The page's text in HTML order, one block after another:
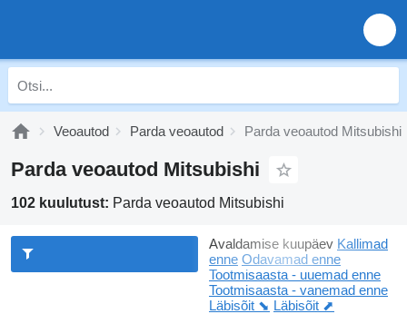
Veoautod Parda veoautod Parda veoautod Mitsubishi
Parda veoautod Mitsubishi
102 kuulutust: Parda veoautod Mitsubishi
Avaldamise kuupäev Kallimad
enne Odavamad enne
Tootmisaasta - uuemad enne
Tootmisaasta - vanemad enne
Läbisõit ⬊ Läbisõit ⬈